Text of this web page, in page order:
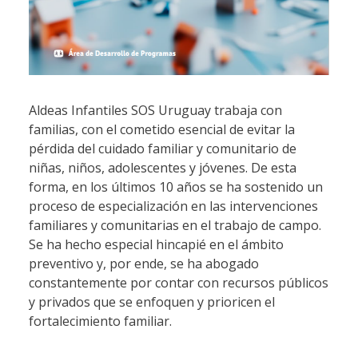
Aldeas Infantiles SOS Uruguay trabaja con
familias, con el cometido esencial de evitar la
pérdida del cuidado familiar y comunitario de
niñas, niños, adolescentes y jóvenes. De esta
forma, en los últimos 10 años se ha sostenido un
proceso de especialización en las intervenciones
familiares y comunitarias en el trabajo de campo.
Se ha hecho especial hincapié en el ámbito
preventivo y, por ende, se ha abogado
constantemente por contar con recursos públicos
y privados que se enfoquen y prioricen el
fortalecimiento familiar.